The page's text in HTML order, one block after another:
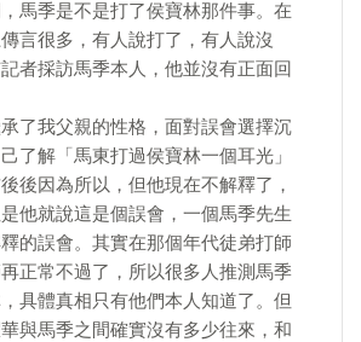
馬季是不是打了侯寶林那件事。在
言很多，有人說打了，有人說沒
者採訪馬季本人，他並沒有正面回
了我父親的性格，面對誤會選擇沉
了解「馬東打過侯寶林一個耳光」
後因為所以，但他現在不解釋了，
他就說這是個誤會，一個馬季先生
的誤會。其實在那個年代徒弟打師
正常不過了，所以很多人推測馬季
具體真相只有他們本人知道了。但
與馬季之間確實沒有多少往來，和